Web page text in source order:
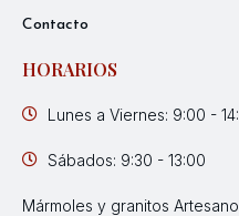
Contacto
HORARIOS
Lunes a Viernes: 9:00 -
Sábados: 9:30 - 13:00
Mármoles y granitos